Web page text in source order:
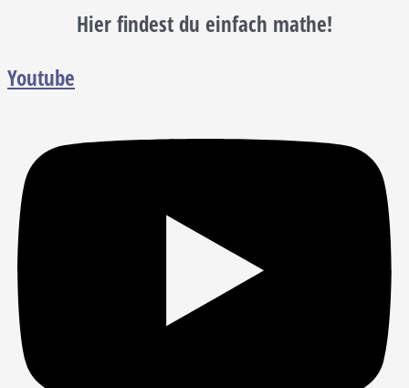
Hier findest du einfach mathe!
Youtube